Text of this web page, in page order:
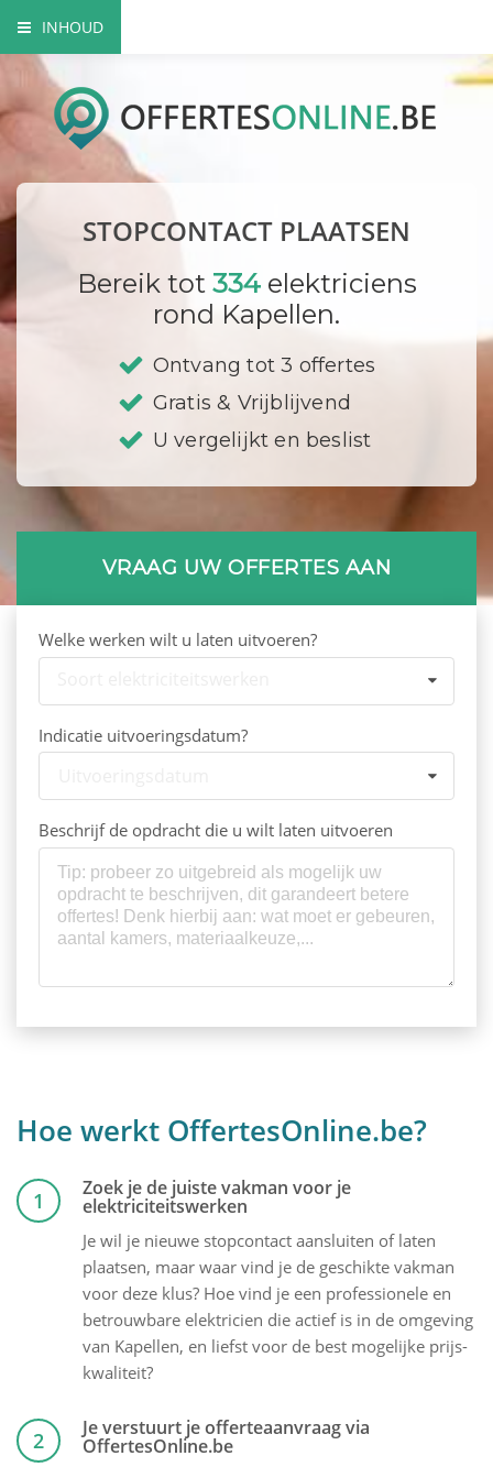
INHOUD
Het nut van extra contactdozen
Waarom beroep doen op een vakman?
Elektriciteitskeuring nodig?
Waar plaats ik mijn stopcontacten?
Hoe vervang ik een contactdoos?
STOPCONTACT PLAATSEN
Bereik tot 334elektriciens
rond Kapellen.
Ontvang tot 3 offertes
Gratis & Vrijblijvend
U vergelijkt en beslist
VRAAG UW OFFERTES AAN
Welke werken wilt u laten uitvoeren?
Indicatie uitvoeringsdatum?
Beschrijf de opdracht die u wilt laten uitvoeren
Hoe werkt OffertesOnline.be?
1 Zoek je de juiste vakman voor je
elektriciteitswerken
Je wil je nieuwe stopcontact aansluiten of laten
plaatsen, maar waar vind je de geschikte vakman
voor deze klus? Hoe vind je een professionele en
betrouwbare elektricien die actief is in de omgeving
van Kapellen, en liefst voor de best mogelijke prijs-
kwaliteit?
2 Je verstuurt je offerteaanvraag via
OffertesOnline.be